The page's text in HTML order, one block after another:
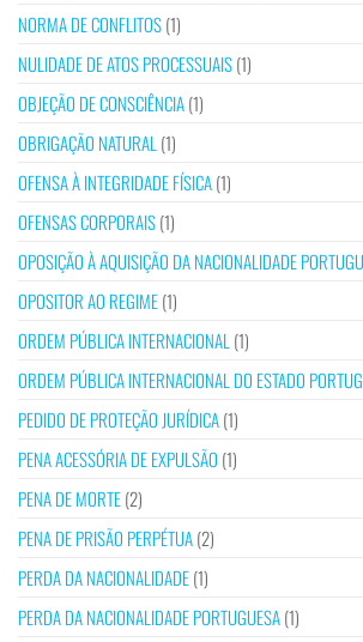
NORMA DE CONFLITOS(1)
NULIDADE DE ATOS PROCESSUAIS(1)
OBJEÇÃO DE CONSCIÊNCIA(1)
OBRIGAÇÃO NATURAL (1)
OFENSA À INTEGRIDADE FÍSICA(1)
OFENSAS CORPORAIS(1)
OPOSIÇÃO À AQUISIÇÃO DA NACIONALIDADE
OPOSITOR AO REGIME(1)
ORDEM PÚBLICA INTERNACIONAL (1)
ORDEM PÚBLICA INTERNACIONAL DO ESTADO
PEDIDO DE PROTEÇÃO JURÍDICA(1)
PENA ACESSÓRIA DE EXPULSÃO (1)
PENA DE MORTE(2)
PENA DE PRISÃO PERPÉTUA(2)
PERDA DA NACIONALIDADE(1)
PERDA DA NACIONALIDADE PORTUGUESA(1)